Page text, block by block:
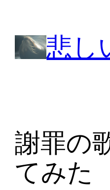
悲し
謝罪の
てみた